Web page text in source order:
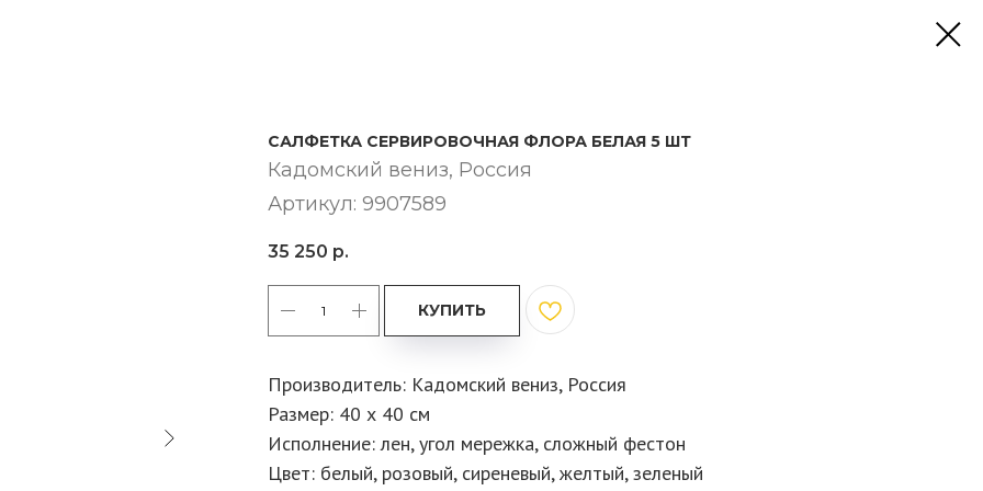
САЛФЕТКА СЕРВИРОВОЧНАЯ ФЛОРА БЕЛАЯ 5 ШТ
Кадомский вениз​, Россия
Артикул: 9907589
35 250 р.
КУПИТЬ
Производитель: Кадомский вениз, Россия
Размер: 40 х 40 см
Исполнение: лен, угол мережка, сложный фестон
Цвет: белый, розовый, сиреневый, желтый, зеленый